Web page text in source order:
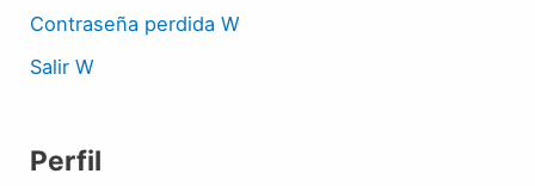
Contraseña perdida W
Salir W
Perfil